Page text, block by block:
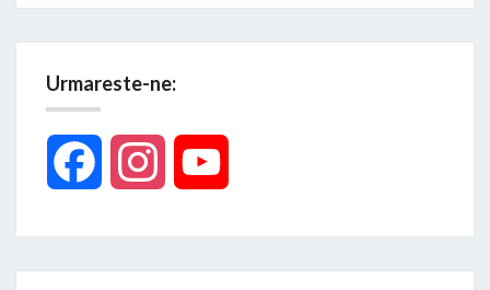
Urmareste-ne:
Facebook Instagram